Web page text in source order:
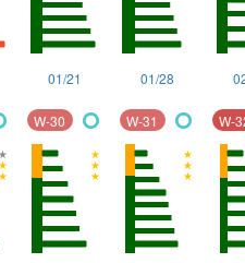
01/21 01/28
W-30 W-31 W-